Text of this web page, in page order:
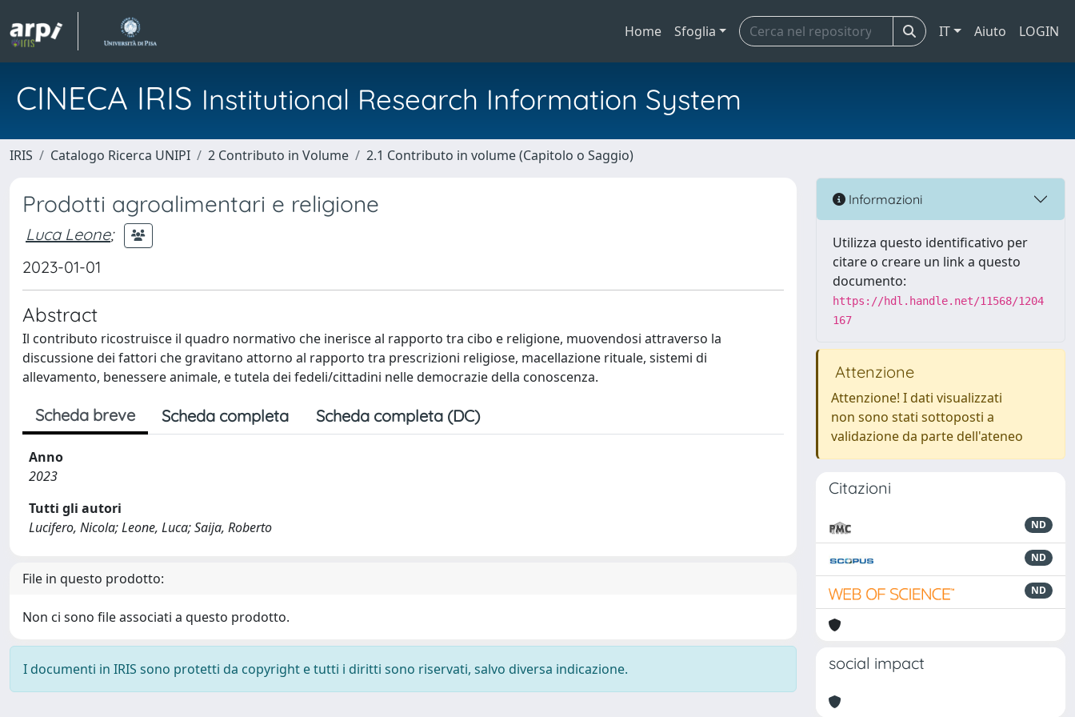
Home Sfoglia IT Aiuto LOGIN
CINECA IRIS Institutional Research Information System
IRIS Catalogo Ricerca UNIPI 2 Contributo in Volume 2.1 Contributo in volume (Capitolo o Saggio)
Prodotti agroalimentari e religione
Luca Leone;
2023-01-01
Abstract
Il contributo ricostruisce il quadro normativo che inerisce al rapporto tra cibo e religione, muovendosi attraverso la
discussione dei fattori che gravitano attorno al rapporto tra prescrizioni religiose, macellazione rituale, sistemi di
allevamento, benessere animale, e tutela dei fedeli/cittadini nelle democrazie della conoscenza.
Scheda breve Scheda completa Scheda completa (DC)
Anno
2023
Tutti gli autori
Lucifero, Nicola; Leone, Luca; Saija, Roberto
File in questo prodotto:
Non ci sono file associati a questo prodotto.
I documenti in IRIS sono protetti da copyright e tutti i diritti sono riservati, salvo diversa indicazione.
Informazioni
Utilizza questo identificativo per
citare o creare un link a questo
documento:
https://hdl.handle.net/11568/1204
167
Attenzione
Attenzione! I dati visualizzati
non sono stati sottoposti a
validazione da parte dell'ateneo
Citazioni
ND
ND
ND
social impact